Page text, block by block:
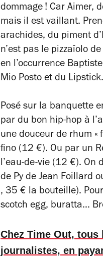
dommage ! Car Aimer,
mais il est vaillant.
arachides, du piment
n’est pas le pizzaïolo
en l’occurrence
Mio Posto et du Lipstick.
Posé sur la banquette
par du bon hip-hop à
une douceur de rhum «
fino (12 €). Ou par un
l’eau-de-vie (12 €). On
de Py de Jean Foillard
, 35 € la bouteille).
scotch egg, buratta…
Chez Time Out,
journalistes, en